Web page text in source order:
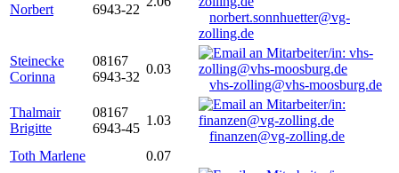
Norbert
6943-22
norbert.sonnhuetter@vg-
zolling.de
Steinecke
Corinna
08167
6943-32
0.03
vhs-zolling@vhs-moosburg.de
Thalmair
Brigitte
08167
6943-45
1.03
finanzen@vg-zolling.de
Toth Marlene
0.07